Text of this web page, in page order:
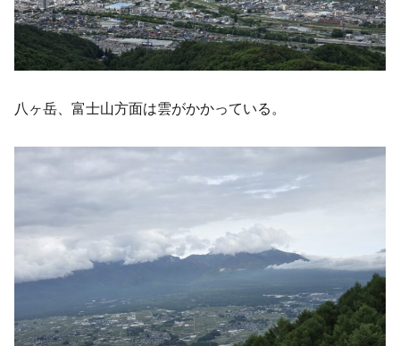
八ヶ岳、富士山方面は雲がかかっている。